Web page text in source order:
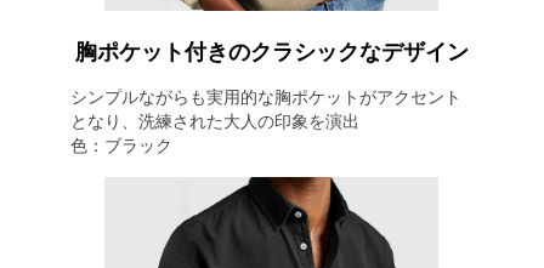
胸ポケット付きのクラシックなデザイン
シンプルながらも実用的な胸ポケットがアクセント
となり、洗練された大人の印象を演出
色：ブラック